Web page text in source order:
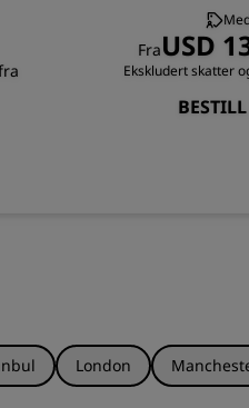
FraUSD
Ekskludert skatter
London